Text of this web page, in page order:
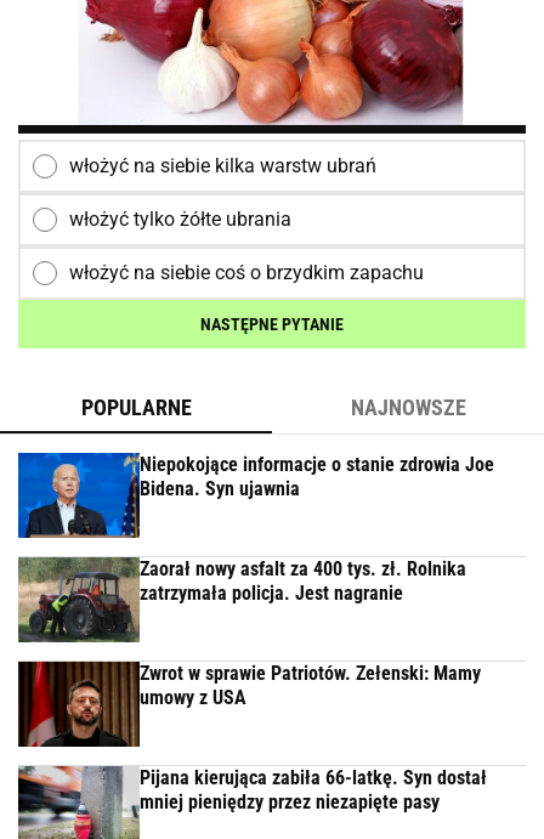
włożyć na siebie kilka warstw ubrań
włożyć tylko żółte ubrania
włożyć na siebie coś o brzydkim zapachu
NASTĘPNE PYTANIE
POPULARNE NAJNOWSZE
Niepokojące informacje o stanie zdrowia Joe
Bidena. Syn ujawnia
Zaorał nowy asfalt za 400 tys. zł. Rolnika
zatrzymała policja. Jest nagranie
Zwrot w sprawie Patriotów. Zełenski: Mamy
umowy z USA
Pijana kierująca zabiła 66-latkę. Syn dostał
mniej pieniędzy przez niezapięte pasy